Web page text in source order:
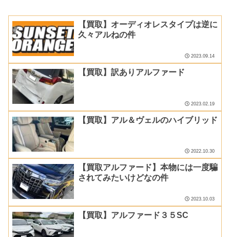
【買取】オーディオレスタイプは逆に
久々アルねの件
2023.09.14
【買取】訳ありアルファード
2023.02.19
【買取】アル＆ヴェルのハイブリッド
2022.10.30
【買取アルファード】本物には一度騙
されてみたいけどなの件
2023.10.03
【買取】アルファード３５SC